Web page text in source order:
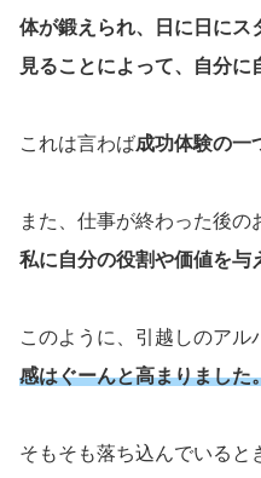
体が鍛えられ、日に日にス
見ることによって、自分に
これは言わば成功体験の一
また、仕事が終わった後の
私に自分の役割や価値を与
このように、引越しのアル
感はぐーんと高まりました
そもそも落ち込んでいると